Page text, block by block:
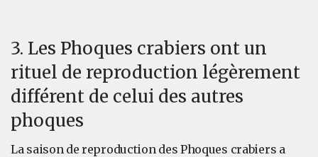
3. Les Phoques crabiers ont un
rituel de reproduction légèrement
différent de celui des autres
phoques
La saison de reproduction des Phoques crabiers a